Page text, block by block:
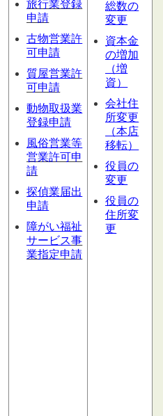
旅行業登録
申請
古物営業許
可申請
質屋営業許
可申請
動物取扱業
登録申請
風俗営業等
営業許可申
請
探偵業届出
申請
障がい福祉
サービス事
業指定申請
総数の
変更
資本金
の増加
（増
資）
会社住
所変更
（本店
移転）
役員の
変更
役員の
住所変
更